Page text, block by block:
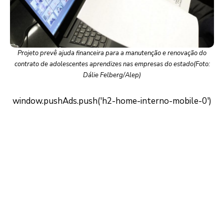
Projeto prevê ajuda financeira para a manutenção e renovação do
contrato de adolescentes aprendizes nas empresas do estado(Foto:
Dálie Felberg/Alep)